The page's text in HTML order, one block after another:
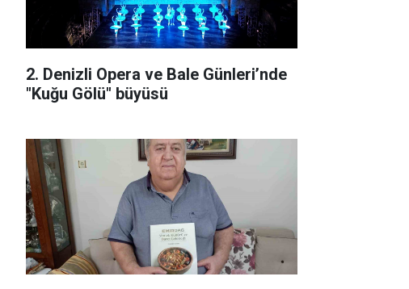
2. Denizli Opera ve Bale Günleri’nde
"Kuğu Gölü" büyüsü